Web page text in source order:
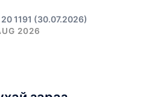
20 1191 (30.07.2026)
2026